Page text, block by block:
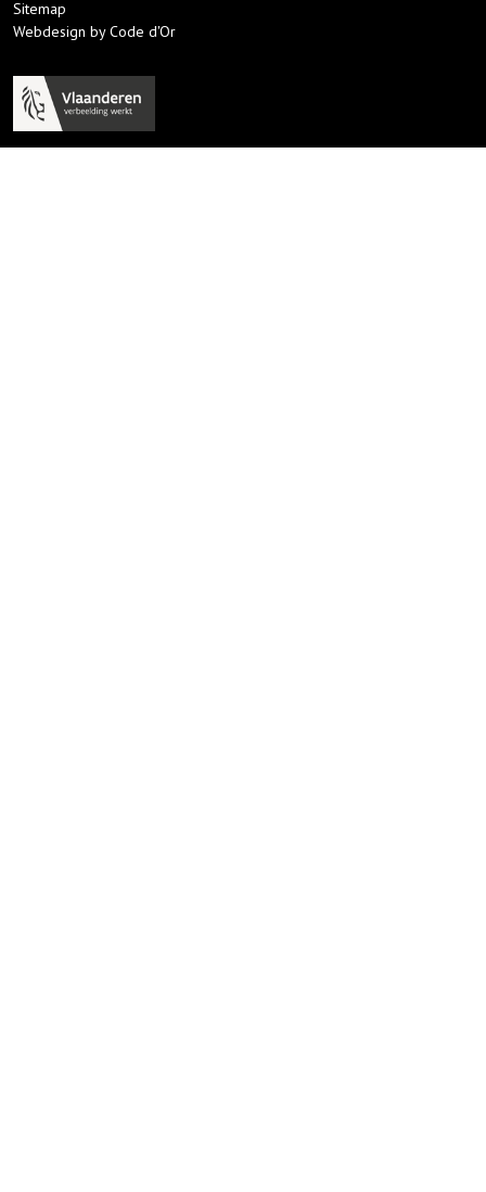
Sitemap
Webdesign by Code d'Or